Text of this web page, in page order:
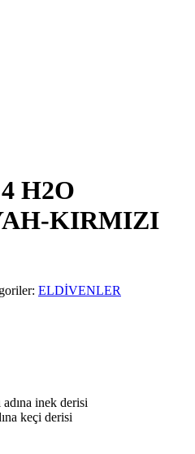
H2O
KIRMIZI
ELDİVENLER
adına inek derisi
keçi derisi